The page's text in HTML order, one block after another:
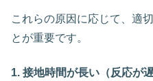
これらの原因に応じて、適
とが重要です。
1. 接地時間が長い（反応が